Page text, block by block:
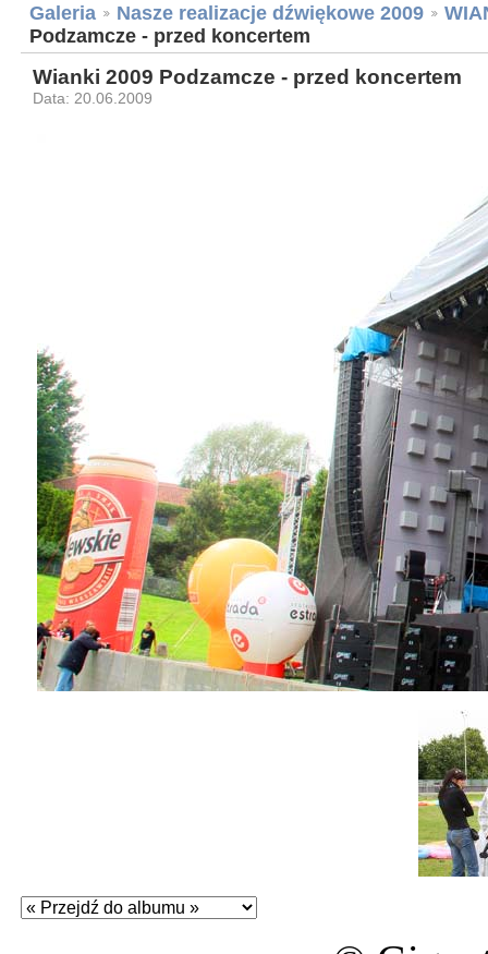
Galeria Nasze realizacje dźwiękowe 2009
Podzamcze - przed koncertem
Wianki 2009 Podzamcze - przed koncertem
Data: 20.06.2009